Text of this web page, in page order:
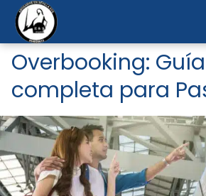
Overbooking: Guía
completa para